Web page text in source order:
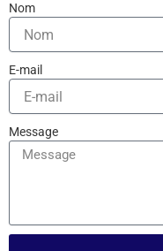
Nom
E-mail
Message